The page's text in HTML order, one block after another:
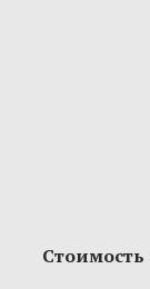
Стоимость